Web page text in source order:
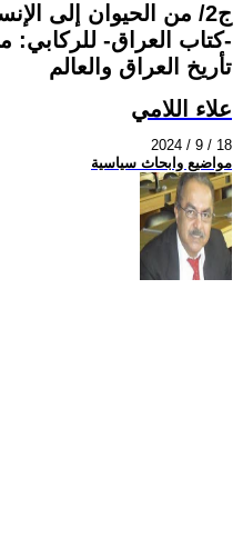
ج2/ من الحيوان إلى
-كتاب العراق- للركابي:
تأريخ العراق والعالم
علاء اللامي
2024 / 9 / 18
مواضيع وابحاث سياسية